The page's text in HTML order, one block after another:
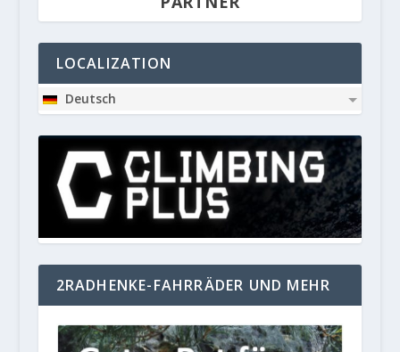
LOCALIZATION
Deutsch
2RADHENKE-FAHRRÄDER UND MEHR